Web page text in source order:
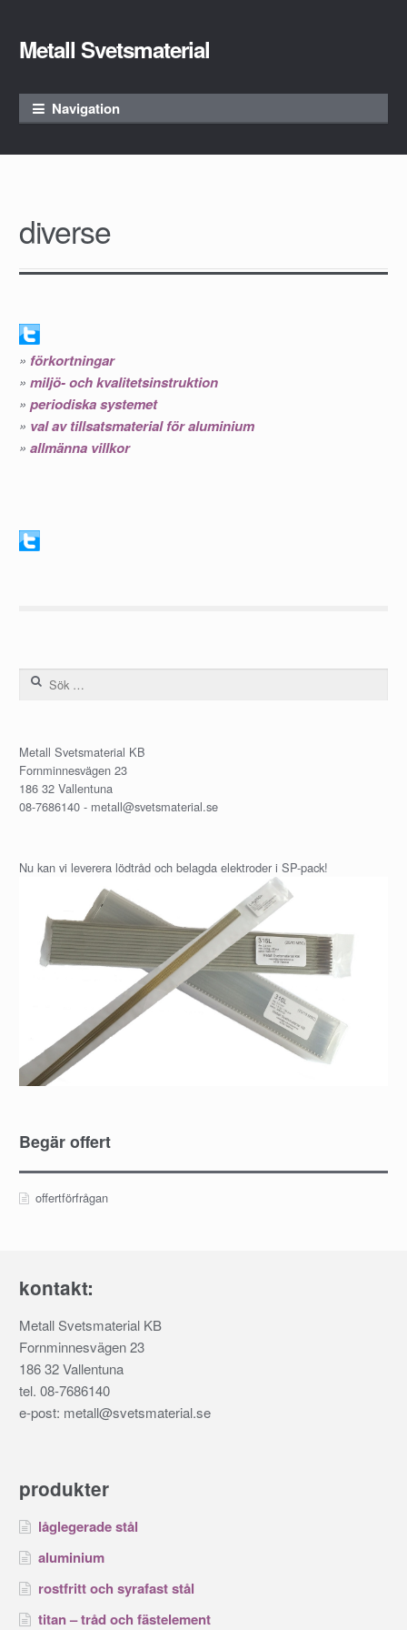
Skip to navigation
Skip to content
Metall Svetsmaterial
Navigation
diverse
» förkortningar
» miljö- och kvalitetsinstruktion
» periodiska systemet
» val av tillsatsmaterial för aluminium
» allmänna villkor
Sök efter:
Metall Svetsmaterial KB
Fornminnesvägen 23
186 32 Vallentuna
08-7686140 - metall@svetsmaterial.se
Nu kan vi leverera lödtråd och belagda elektroder i SP-pack!
Begär offert
offertförfrågan
kontakt:
Metall Svetsmaterial KB
Fornminnesvägen 23
186 32 Vallentuna
tel. 08-7686140
e-post: metall@svetsmaterial.se
produkter
låglegerade stål
aluminium
rostfritt och syrafast stål
titan – tråd och fästelement